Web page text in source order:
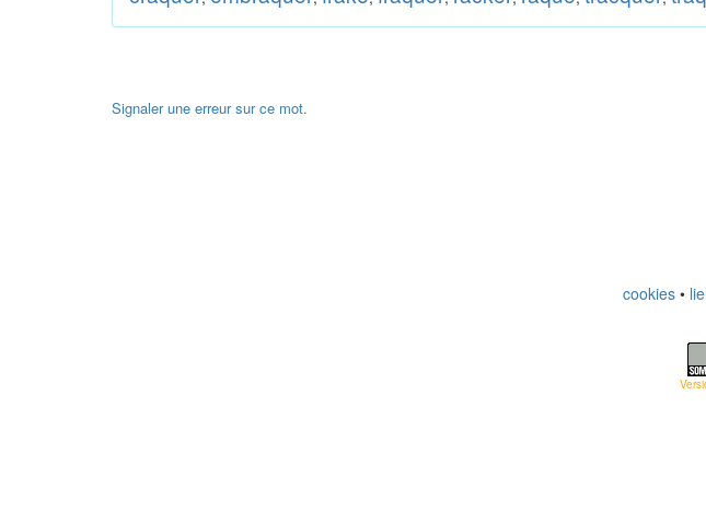
Signaler une erreur sur ce mot.
cookies •